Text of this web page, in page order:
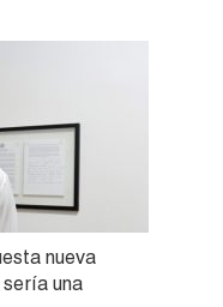
nueva
una